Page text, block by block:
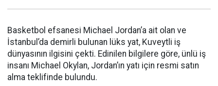
Basketbol efsanesi Michael Jordan’a ait olan ve
İstanbul’da demirli bulunan lüks yat, Kuveytli iş
dünyasının ilgisini çekti. Edinilen bilgilere göre, ünlü iş
insanı Michael Okylan, Jordan’ın yatı için resmi satın
alma teklifinde bulundu.